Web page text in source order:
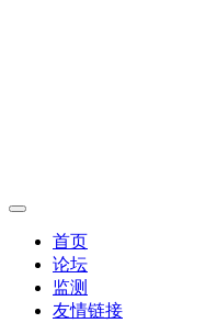
首页
论坛
监测
友情链接